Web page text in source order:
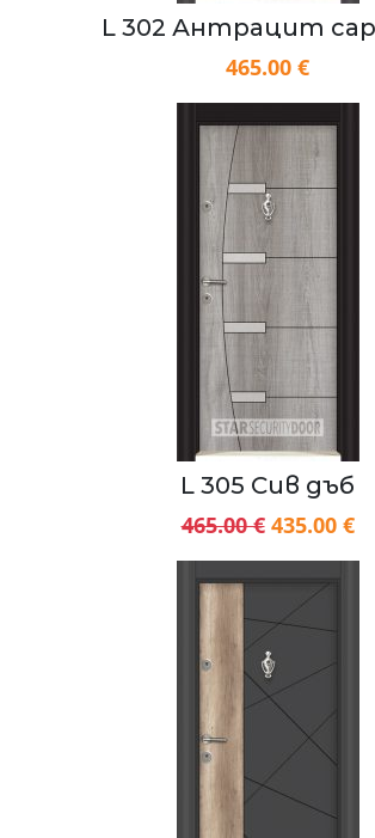
L 302 Антрацит
465.00 €
L 305 Сив дъб
465.00 €435.00 €